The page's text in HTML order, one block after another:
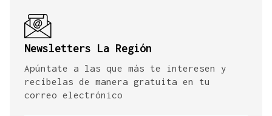
Newsletters La Región
Apúntate a las que más te interesen y
recíbelas de manera gratuita en tu
correo electrónico